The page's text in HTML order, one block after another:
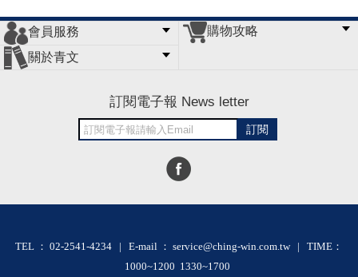
會員服務
會員辦法
客服信箱
隱私條款
網站導覽
購物攻略
關於青文
訂閱電子報 News letter
訂閱
TEL ： 02-2541-4234 | E-mail ： service@ching-win.com.tw | TIME：
1000~1200 1330~1700